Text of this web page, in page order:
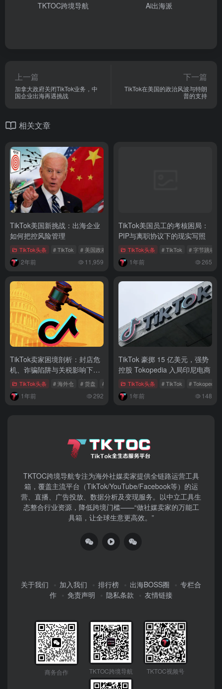
TKTOC跨境导航 Ai出海派
上一篇
加拿大政府关闭TikTok业务，中
国企业出海再遇挑战
下一篇
TikTok在美国的政治风波与特朗
普的支持
相关文章
TikTok美国新挑战：出海企业
如何把控风险管理
TikTok头条 # TikTok # 美国政府 # 出海企业
2年前 11,959
TikTok美国员工的考核困局：
PIP与离职协议下的现实写照
TikTok头条 # TikTok # 字节跳动
1年前 265
TikTok卖家困境剖析：封店危
机、诈骗陷阱与关税影响下的
艰难前行
TikTok头条 # 海外仓 # 货盘 # TikTok卖家
1年前 292
TikTok 豪掷 15 亿美元，强势
控股 Tokopedia 入局印尼电商
TikTok头条 # TikTok # Tokopedia
1年前 148
TKTOC跨境导航​专注为海外社媒卖家提供全链路运营工具
箱，覆盖主流平台（TikTok/YouTube/Facebook等）​的运
营、直播、广告投放、数据分析及变现服务。以中立工具生
态整合行业资源，降低跨境门槛——“做社媒卖家的万能工
具箱，让全球生意更高效。”
关于我们 加入我们 排行榜 出海BOSS圈
专栏合
作
免责声明 隐私条款 友情链接
商务合作 TKTOC跨境导航 TKTOC视频号